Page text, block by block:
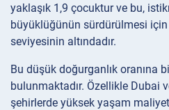
yaklaşık 1,9 çocuktur ve bu,
büyüklüğünün sürdürülmesi için
seviyesinin altındadır.
Bu düşük doğurganlık oranına
bulunmaktadır. Özellikle Dubai
şehirlerde yüksek yaşam